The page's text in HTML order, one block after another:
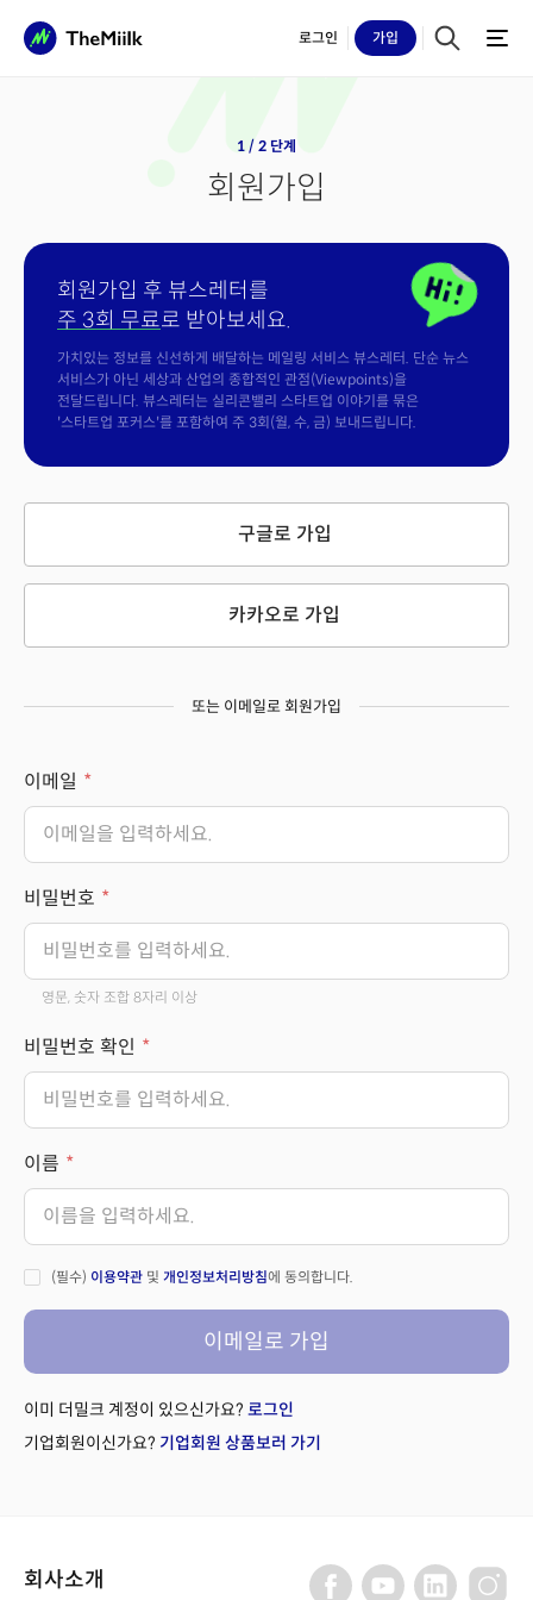
로그인 가입
1 / 2 단계
회원가입
회원가입 후 뷰스레터를
주 3회 무료로 받아보세요.
가치있는 정보를 신선하게 배달하는 메일링 서비스 뷰스레터. 단순 뉴스
서비스가 아닌 세상과 산업의 종합적인 관점(Viewpoints)을
전달드립니다. 뷰스레터는 실리콘밸리 스타트업 이야기를 묶은
'스타트업 포커스'를 포함하여 주 3회(월, 수, 금) 보내드립니다.
구글로 가입
카카오로 가입
또는 이메일로 회원가입
이메일
비밀번호
영문, 숫자 조합 8자리 이상
비밀번호 확인
이름
(필수) 이용약관 및 개인정보처리방침에 동의합니다.
이메일로 가입
이미 더밀크 계정이 있으신가요? 로그인
기업회원이신가요? 기업회원 상품보러 가기
회사소개